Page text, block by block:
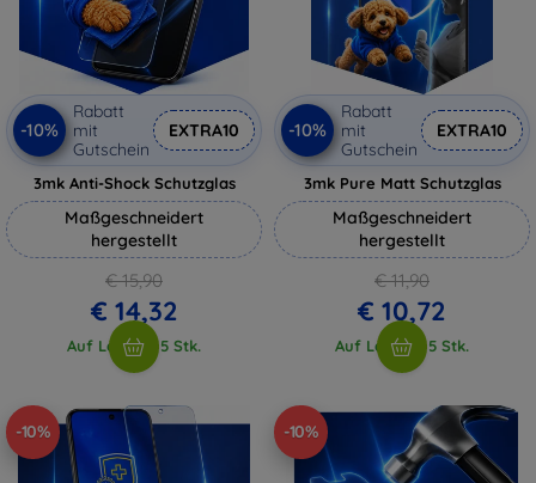
-10%
Rabatt
mit
Gutschein
EXTRA10
3mk Anti-Shock Schutzglas
Maßgeschneidert
hergestellt
€ 15,90
€ 14,32
Auf Lager > 5 Stk.
-10%
Rabatt
mit
Gutschein
EXTRA10
3mk Pure Matt Schutzglas
Maßgeschneidert
hergestellt
€ 11,90
€ 10,72
Auf Lager > 5 Stk.
-10% -10%